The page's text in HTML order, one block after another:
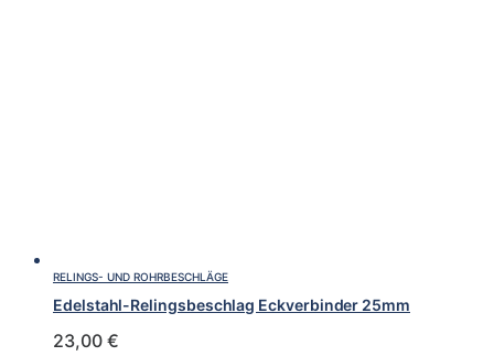
RELINGS- UND ROHRBESCHLÄGE
Edelstahl-Relingsbeschlag Eckverbinder 25mm
23,00 €